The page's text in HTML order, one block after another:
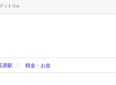
ットコム
原駅 税金・お金